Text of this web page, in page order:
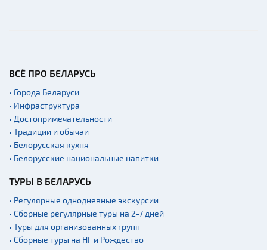
Мастер-классы
Новости
Спортинг-клубы и тиры
Озера и водоемы
Ратуши
Родовые усадьбы
Садово-парковая
архитектура
Памятники
Памятники известным
ВСЁ ПРО БЕЛАРУСЬ
• Города Беларуси
• Инфраструктура
• Достопримечательности
• Традиции и обычаи
• Белорусская кухня
• Белорусские национальные напитки
ТУРЫ В БЕЛАРУСЬ
• Регулярные однодневные экскурсии
• Сборные регулярные туры на 2-7 дней
• Туры для организованных групп
• Сборные туры на НГ и Рождество